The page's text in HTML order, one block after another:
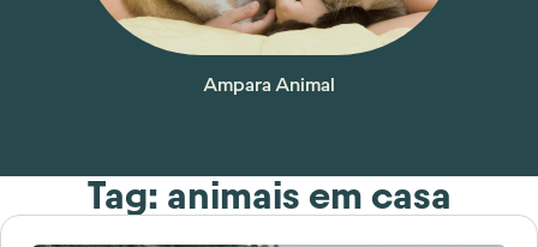
Ampara Animal
Tag: animais em casa